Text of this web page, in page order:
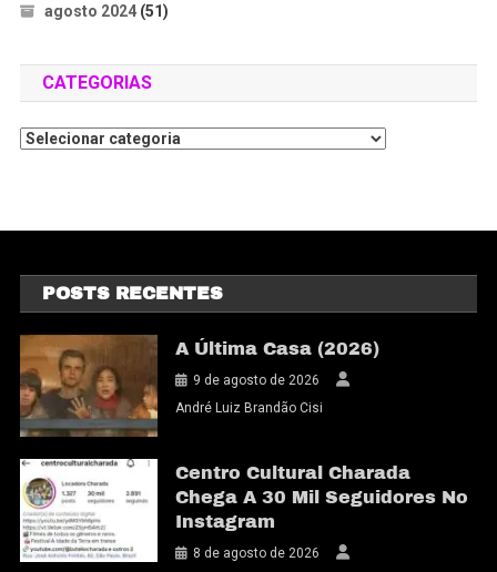
agosto 2024(51)
CATEGORIAS
POSTS RECENTES
A Última Casa (2026)
9 de agosto de 2026
André Luiz Brandão Cisi
Centro Cultural Charada
Chega A 30 Mil Seguidores No
Instagram
8 de agosto de 2026